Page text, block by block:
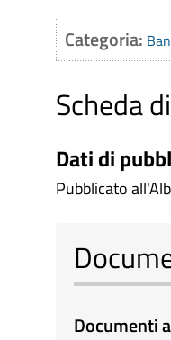
Categoria:
Scheda
Dati di
Pubblicato
Documenti